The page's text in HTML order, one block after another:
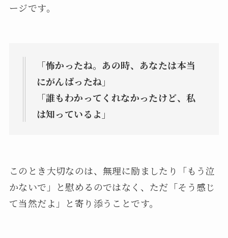
ージです。
「怖かったね。あの時、あなたは本当
にがんばったね」
「誰もわかってくれなかったけど、私
は知っているよ」
このとき大切なのは、無理に励ましたり「もう泣
かないで」と慰めるのではなく、ただ「そう感じ
て当然だよ」と寄り添うことです。